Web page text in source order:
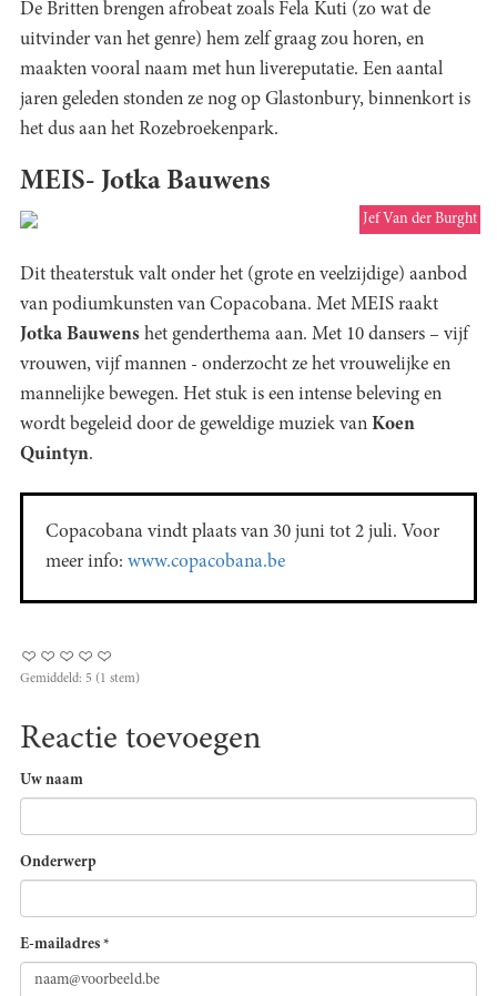
De Britten brengen afrobeat zoals Fela Kuti (zo wat de
uitvinder van het genre) hem zelf graag zou horen, en
maakten vooral naam met hun livereputatie. Een aantal
jaren geleden stonden ze nog op Glastonbury, binnenkort is
het dus aan het Rozebroekenpark.
MEIS- Jotka Bauwens
Jef Van der Burght
Dit theaterstuk valt onder het (grote en veelzijdige) aanbod
van podiumkunsten van Copacobana. Met MEIS raakt
Jotka Bauwens het genderthema aan. Met 10 dansers – vijf
vrouwen, vijf mannen - onderzocht ze het vrouwelijke en
mannelijke bewegen. Het stuk is een intense beleving en
wordt begeleid door de geweldige muziek van Koen
Quintyn.
Copacobana vindt plaats van 30 juni tot 2 juli. Voor
meer info: www.copacobana.be
Gemiddeld: 5 (1 stem)
Reactie toevoegen
Uw naam
Onderwerp
E-mailadres *